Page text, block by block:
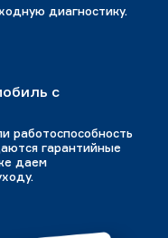
диагностику.
с
работоспособность
гарантийные
даем